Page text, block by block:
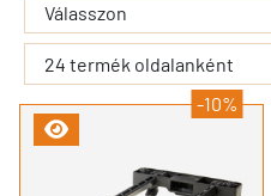
- - filter_submit - -
-10%